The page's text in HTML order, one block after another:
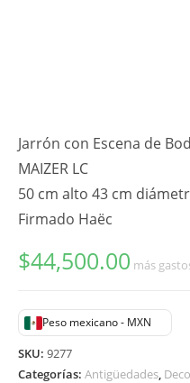
Jarrón con Escena de
MAIZER LC
50 cm alto 43 cm
Firmado Haëc
$44,500.00 más
Peso mexicano - MXN
SKU: 9277
Categorías: Antigüedades,